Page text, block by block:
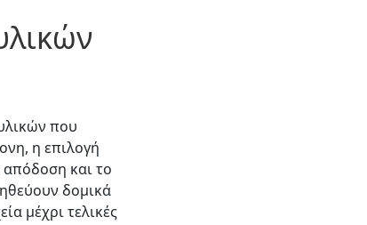
που
η επιλογή
απόδοση και το
δομικά
μέχρι τελικές